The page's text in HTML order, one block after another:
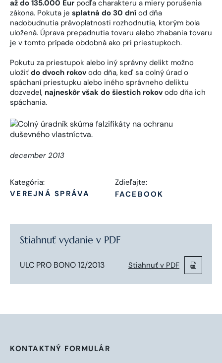
až do 135.000 Eur podľa charakteru a miery porušenia
zákona. Pokuta je splatná do 30 dní od dňa
nadobudnutia právoplatnosti rozhodnutia, ktorým bola
uložená. Úprava prepadnutia tovaru alebo zhabania tovaru
je v tomto prípade obdobná ako pri priestupkoch.
Pokutu za priestupok alebo iný správny delikt možno
uložiť do dvoch rokov odo dňa, keď sa colný úrad o
spáchaní priestupku alebo iného správneho deliktu
dozvedel, najneskôr však do šiestich rokov odo dňa ich
spáchania.
december 2013
Kategória:
VEREJNÁ SPRÁVA
Zdieľajte:
FACEBOOK
Stiahnuť vydanie v PDF
ULC PRO BONO 12/2013 Stiahnuť v PDF
KONTAKTNÝ FORMULÁR